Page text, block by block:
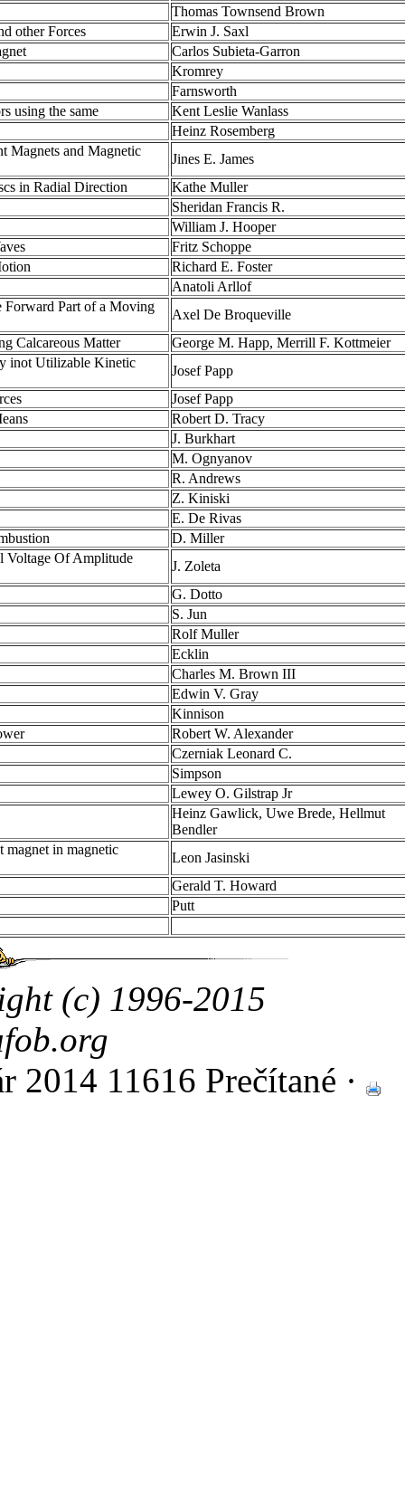
Thomas Townsend Brown
other Forces
Erwin J. Saxl
Carlos Subieta-Garron
Kromrey
Farnsworth
using the same
Kent Leslie Wanlass
Heinz Rosemberg
Magnets and Magnetic
Jines E. James
in Radial Direction
Kathe Muller
Sheridan Francis R.
William J. Hooper
Fritz Schoppe
Richard E. Foster
Anatoli Arllof
Forward Part of a Moving
Axel De Broqueville
Calcareous Matter
George M. Happ, Merrill F. Kottmeier
inot Utilizable Kinetic
Josef Papp
Josef Papp
Robert D. Tracy
J. Burkhart
M. Ognyanov
R. Andrews
Z. Kiniski
E. De Rivas
D. Miller
Voltage Of Amplitude
J. Zoleta
G. Dotto
S. Jun
Rolf Muller
Ecklin
Charles M. Brown III
Edwin V. Gray
Kinnison
Robert W. Alexander
Czerniak Leonard C.
Simpson
Lewey O. Gilstrap Jr
Heinz Gawlick, Uwe Brede, Hellmut
Bendler
magnet in magnetic
Leon Jasinski
Gerald T. Howard
Putt
(c) 1996-2015
2014 11616 Prečítané ·